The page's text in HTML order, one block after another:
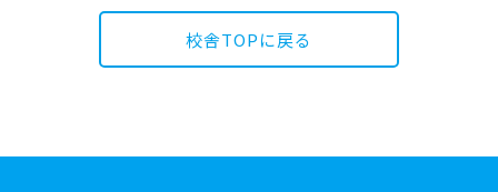
校舎TOPに戻る